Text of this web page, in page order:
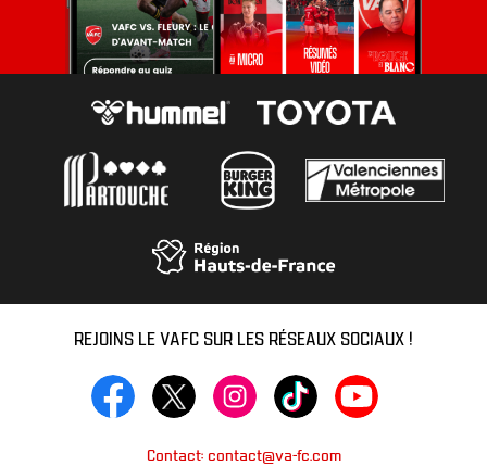
REJOINS LE VAFC SUR LES RÉSEAUX SOCIAUX !
Contact: contact@va-fc.com